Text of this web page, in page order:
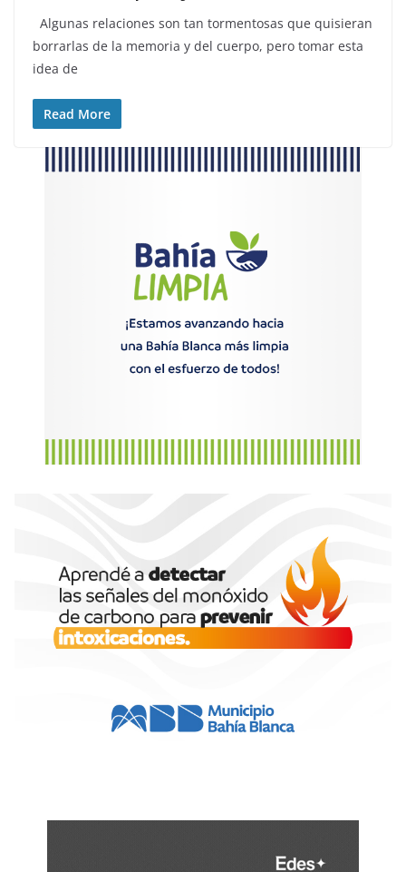
Algunas relaciones son tan tormentosas que quisieran
borrarlas de la memoria y del cuerpo, pero tomar esta
idea de
Read More